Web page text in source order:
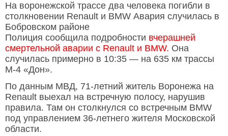
На воронежской трассе два человека погибли в
столкновении Renault и BMW Авария случилась в
Бобровском районе
Полиция сообщила подробности вчерашней
смертельной аварии с Renault и BMW. Она
случилась примерно в 10:35 — на 635 км трассы
М-4 «Дон».
По данным МВД, 71-летний житель Воронежа на
Renault выехал на встречную полосу, нарушив
правила. Там он столкнулся со встречным BMW
под управлением 36-летнего жителя Московской
области.